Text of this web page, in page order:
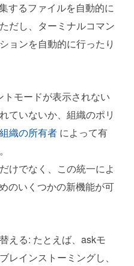
するファイルを自動的に
だし、ターミナルコマン
ョンを自動的に行ったり
モードが表示されない
ていないか、組織のポリ
組織の所有者 によって有
けでなく、この統一によ
のいくつかの新機能が可
える: たとえば、askモ
レインストーミングし、